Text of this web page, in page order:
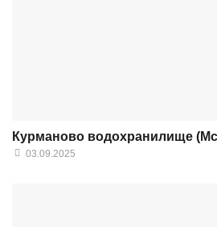
Курманово водохранилище
03.09.2025